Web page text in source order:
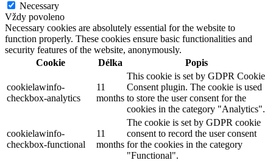
Necessary
Vždy povoleno
Necessary cookies are absolutely essential for the website to
function properly. These cookies ensure basic functionalities and
security features of the website, anonymously.
Cookie
Délka Popis
cookielawinfo-
checkbox-analytics
11
months
This cookie is set by GDPR Cookie
Consent plugin. The cookie is used
to store the user consent for the
cookies in the category "Analytics".
cookielawinfo-
checkbox-functional
11
months
The cookie is set by GDPR cookie
consent to record the user consent
for the cookies in the category
"Functional".